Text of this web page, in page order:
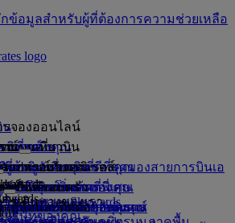
ข้อมูลสำหรับผู้ที่ต้องการความช่วยเหลือ
น
เที่ยวบิน
ตารางเที่ยวบิน
ค่าโดยสารราคาพิเศษ
ข้อเสนอพิเศษ
รจองออนไลน์
มิเรตส์
บประกันราคาที่ดีที่สุดของสายการบินเอ
ส์
การเลือกที่นั่ง
จองของคุณ
ดูข้อมูลการจองของคุณ
ยกเลิกการจองของคุณ
เปลี่ยนการจองของคุณ
ง
นทาง
การเดินทาง
คู่มือสำหรับวัตถุอันตราย
ระ
สัมภาระ
งสือเดินทาง
หนดเกี่ยวกับวีซ่าของคุณ
ณ์บนเที่ยวบิน
ที่ยวบินของคุณ
บัติห้องโดยสาร
ชั้นหนึ่ง
บการณ์กับเอมิเรตส์
งของคุณเริ่มต้นที่นี่
ประสบการณ์กับเอมิเรตส์
งเป็นครอบครัว
งกับครอบครัวของคุณ
าร
ายทางของเรา
างที่ให้บริการ
รเดินทางของเรา
Emirates Skywards
บริษัทของคุณ
เหลือและติดต่อ